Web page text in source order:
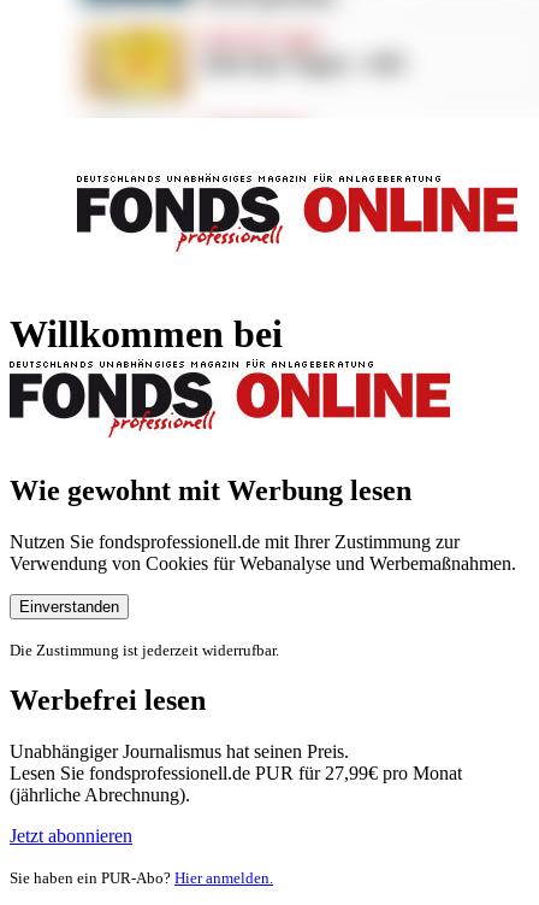
Willkommen bei
Wie gewohnt mit Werbung lesen
Nutzen Sie fondsprofessionell.de mit Ihrer Zustimmung zur
Verwendung von Cookies für Webanalyse und Werbemaßnahmen.
Einverstanden
Die Zustimmung ist jederzeit widerrufbar.
Werbefrei lesen
Unabhängiger Journalismus hat seinen Preis.
Lesen Sie fondsprofessionell.de PUR für 27,99€ pro Monat
(jährliche Abrechnung).
Jetzt abonnieren
Sie haben ein PUR-Abo? Hier anmelden.